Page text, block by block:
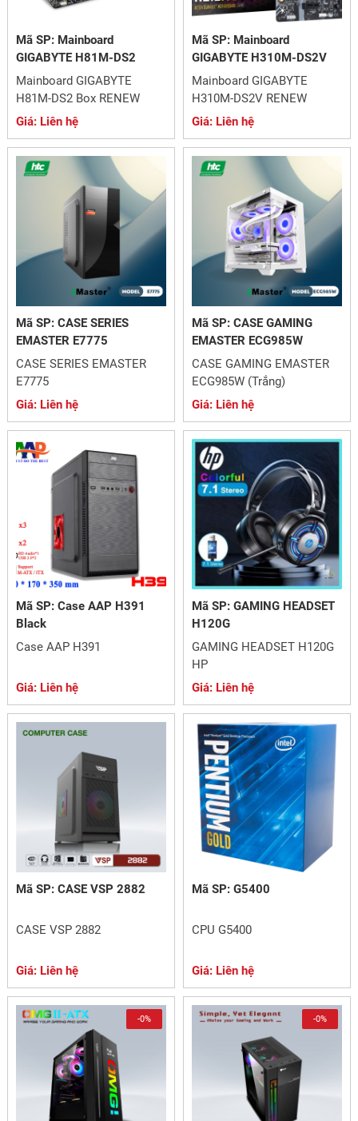
Mã SP: Mainboard
GIGABYTE H81M-DS2
Mainboard GIGABYTE
H81M-DS2 Box RENEW
Giá: Liên hệ
Mã SP: Mainboard
GIGABYTE H310M-DS2V
Mainboard GIGABYTE
H310M-DS2V RENEW
Giá: Liên hệ
Mã SP: CASE SERIES
EMASTER E7775
CASE SERIES EMASTER
E7775
Giá: Liên hệ
Mã SP: CASE GAMING
EMASTER ECG985W
CASE GAMING EMASTER
ECG985W (Trắng)
Giá: Liên hệ
Mã SP: Case AAP H391
Black
Case AAP H391
Giá: Liên hệ
Mã SP: GAMING HEADSET
H120G
GAMING HEADSET H120G
HP
Giá: Liên hệ
Mã SP: CASE VSP 2882
CASE VSP 2882
Giá: Liên hệ
Mã SP: G5400
CPU G5400
Giá: Liên hệ
-0% -0%